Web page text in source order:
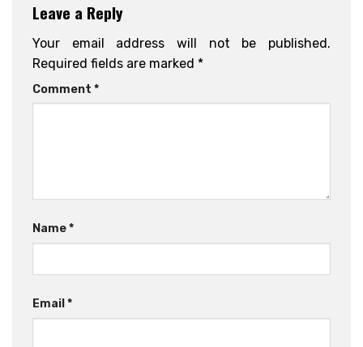
Leave a Reply
Your email address will not be published.
Required fields are marked *
Comment *
Name*
Email *